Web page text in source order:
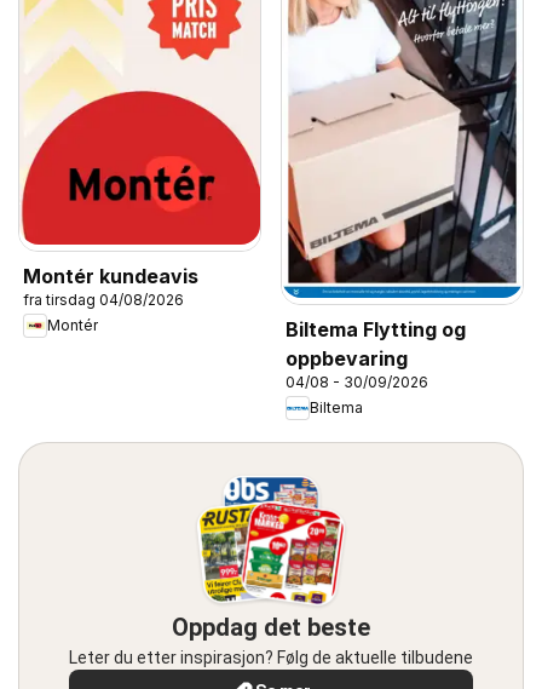
Montér kundeavis
fra tirsdag 04/08/2026
Montér
Biltema Flytting og
oppbevaring
04/08 - 30/09/2026
Biltema
Oppdag det beste
Leter du etter inspirasjon? Følg de aktuelle tilbudene